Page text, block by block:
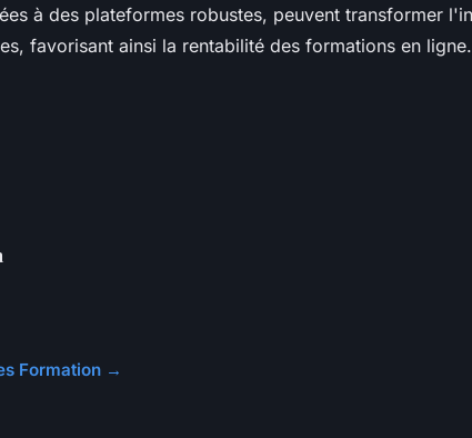
à des plateformes robustes, peuvent transformer
favorisant ainsi la rentabilité des formations en ligne.
Formation →